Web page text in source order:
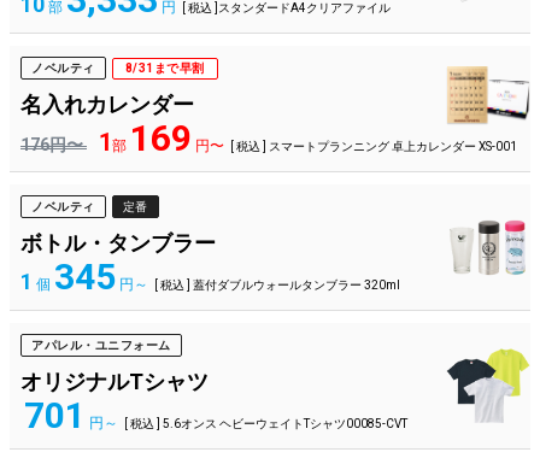
部 円 [ 税込 ]スタンダードA4クリアファイル
ノベルティ 8/31まで早割
名入れカレンダー
176円〜 1 部 169 円〜 [ 税込 ] スマートプランニング 卓上カレンダー XS-001
ノベルティ 定番
ボトル・タンブラー
1 個 345 円～ [ 税込 ] 蓋付ダブルウォールタンブラー 320ml
アパレル・ユニフォーム
オリジナルTシャツ
701 円～ [ 税込 ] 5.6オンス ヘビーウェイトTシャツ00085-CVT